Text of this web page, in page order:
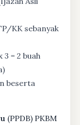
KK sebanyak
3 = 2 buah
beserta
(PPDB) PKBM